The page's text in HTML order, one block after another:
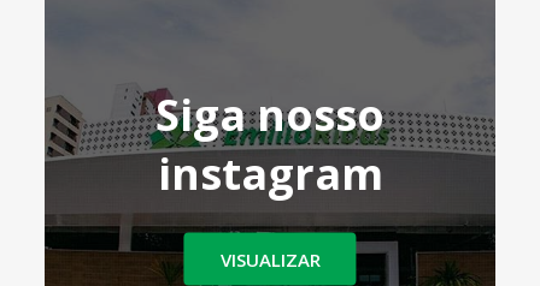
Siga nosso
instagram
VISUALIZAR